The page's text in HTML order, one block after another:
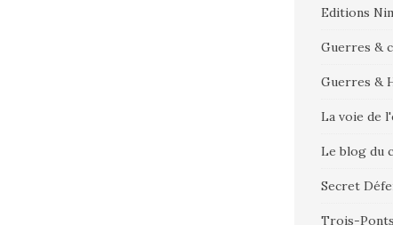
Editions
Guerres &
Guerres &
La voie de
Le blog du
Secret
Trois-Ponts